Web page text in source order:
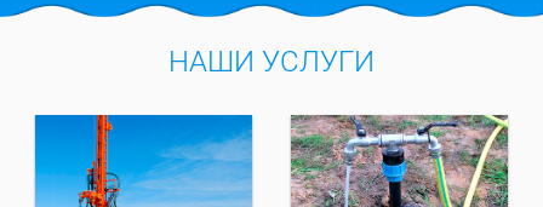
НАШИ УСЛУГИ